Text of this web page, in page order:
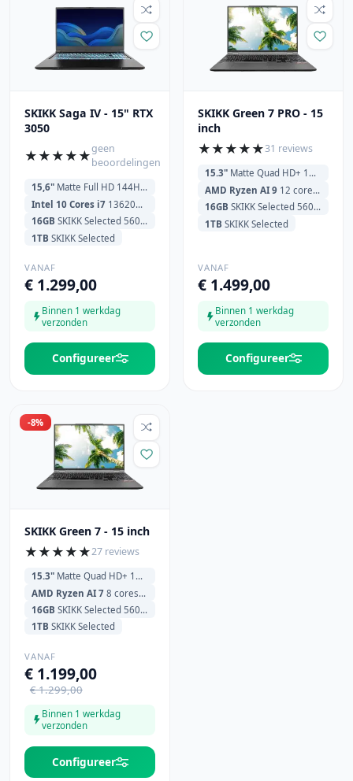
SKIKK Saga IV - 15" RTX
3050
★★★★★geen
beoordelingen
15,6" Matte Full HD 144Hz (1920x1080)
Intel 10 Cores i7 13620H 3.6GHz (4.9GHz) 24MB Cache
16GB SKIKK Selected 5600MHz
1TB SKIKK Selected
VANAF
€ 1.299,00
Binnen 1 werkdag
verzonden
Configureer
SKIKK Green 7 PRO - 15
inch
★★★★★31 reviews
15.3" Matte Quad HD+ 180Hz (2560x1600)
AMD Ryzen AI 9 12 cores HX370 2.0GHz (5.1GHz) 24MB Cache
16GB SKIKK Selected 5600MHz
1TB SKIKK Selected
VANAF
€ 1.499,00
Binnen 1 werkdag
verzonden
Configureer
-8%
SKIKK Green 7 - 15 inch
★★★★★27 reviews
15.3" Matte Quad HD+ 180Hz (2560x1600)
AMD Ryzen AI 7 8 cores 350 2.0GHz (5.0GHz) 16MB Cache
16GB SKIKK Selected 5600MHz
1TB SKIKK Selected
VANAF
€ 1.199,00
€ 1.299,00
Binnen 1 werkdag
verzonden
Configureer